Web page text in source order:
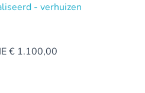
- verhuizen
€ 1.100,00